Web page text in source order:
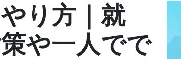
り方｜就
や一人でで